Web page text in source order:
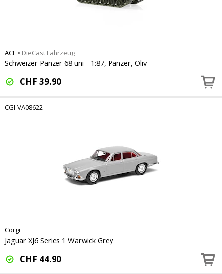
ACE • DieCast Fahrzeug
Schweizer Panzer 68 uni - 1:87, Panzer, Oliv
CHF 39.90
CGI-VA08622
Corgi
Jaguar XJ6 Series 1 Warwick Grey
CHF 44.90